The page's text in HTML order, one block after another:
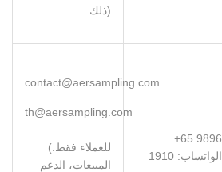
ذلك)
contact@aersampling.com
th@aersampling.com
(للعملاء فقط:
المبيعات، الدعم
+65 9896
1910 :الواتساب